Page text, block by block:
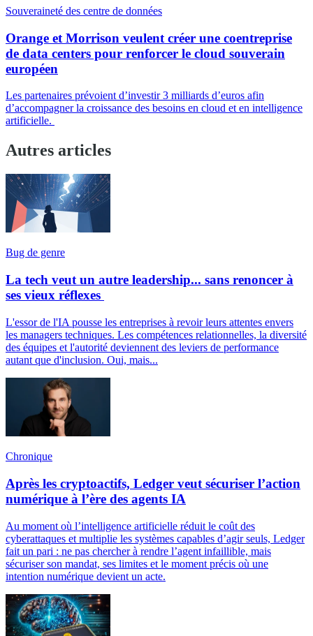
Souveraineté des centre de données
Orange et Morrison veulent créer une coentreprise
de data centers pour renforcer le cloud souverain
européen
Les partenaires prévoient d’investir 3 milliards d’euros afin
d’accompagner la croissance des besoins en cloud et en intelligence
artificielle.
Autres articles
Bug de genre
La tech veut un autre leadership... sans renoncer à
ses vieux réflexes
L'essor de l'IA pousse les entreprises à revoir leurs attentes envers
les managers techniques. Les compétences relationnelles, la diversité
des équipes et l'autorité deviennent des leviers de performance
autant que d'inclusion. Oui, mais...
Chronique
Après les cryptoactifs, Ledger veut sécuriser l’action
numérique à l’ère des agents IA
Au moment où l’intelligence artificielle réduit le coût des
cyberattaques et multiplie les systèmes capables d’agir seuls, Ledger
fait un pari : ne pas chercher à rendre l’agent infaillible, mais
sécuriser son mandat, ses limites et le moment précis où une
intention numérique devient un acte.